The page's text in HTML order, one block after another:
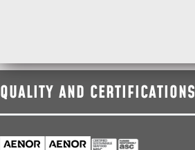
QUALITY AND CERTIFICATIONS